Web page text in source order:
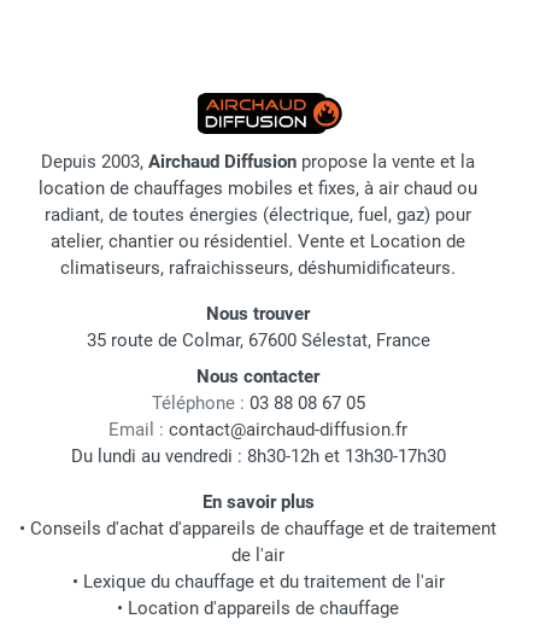
Depuis 2003, Airchaud Diffusion propose la vente et la
location de chauffages mobiles et fixes, à air chaud ou
radiant, de toutes énergies (électrique, fuel, gaz) pour
atelier, chantier ou résidentiel. Vente et Location de
climatiseurs, rafraichisseurs, déshumidificateurs.
Nous trouver
35 route de Colmar, 67600 Sélestat, France
Nous contacter
Téléphone : 03 88 08 67 05
Email : contact@airchaud-diffusion.fr
Du lundi au vendredi : 8h30-12h et 13h30-17h30
En savoir plus
• Conseils d'achat d'appareils de chauffage et de traitement
de l'air
• Lexique du chauffage et du traitement de l'air
• Location d'appareils de chauffage